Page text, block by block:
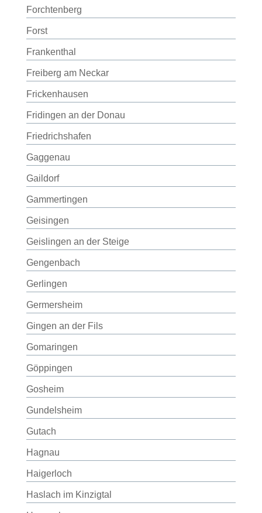
Forchtenberg
Forst
Frankenthal
Freiberg am Neckar
Frickenhausen
Fridingen an der Donau
Friedrichshafen
Gaggenau
Gaildorf
Gammertingen
Geisingen
Geislingen an der Steige
Gengenbach
Gerlingen
Germersheim
Gingen an der Fils
Gomaringen
Göppingen
Gosheim
Gundelsheim
Gutach
Hagnau
Haigerloch
Haslach im Kinzigtal